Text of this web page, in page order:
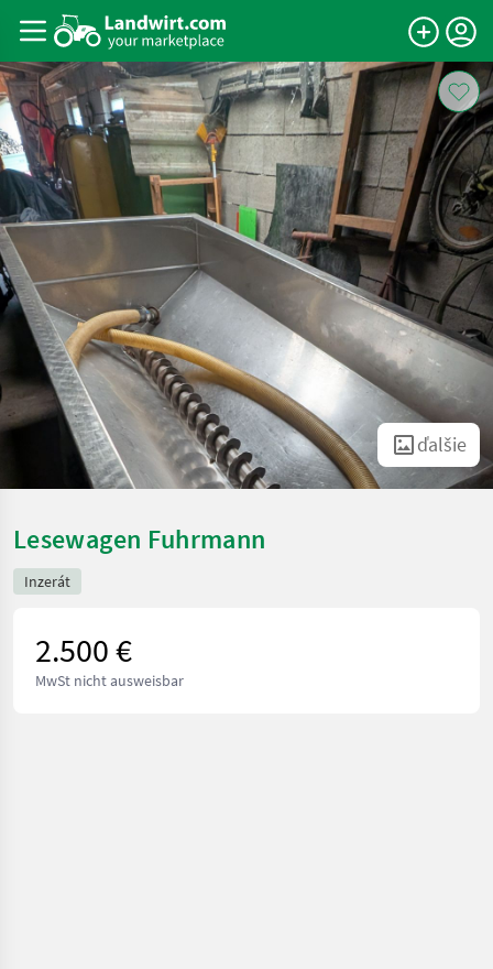
ďalšie
Lesewagen Fuhrmann
Inzerát
2.500 €
MwSt nicht ausweisbar